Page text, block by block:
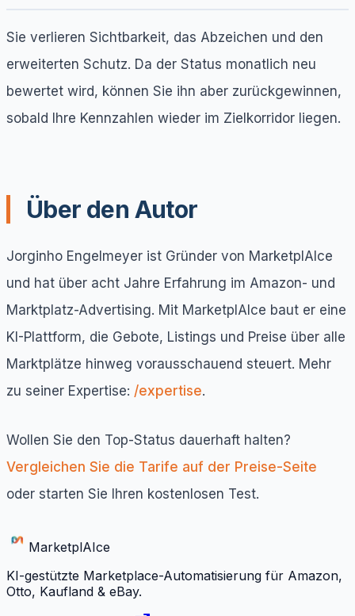
Sie verlieren Sichtbarkeit, das Abzeichen und den
erweiterten Schutz. Da der Status monatlich neu
bewertet wird, können Sie ihn aber zurückgewinnen,
sobald Ihre Kennzahlen wieder im Zielkorridor liegen.
Über den Autor
Jorginho Engelmeyer ist Gründer von MarketplAIce
und hat über acht Jahre Erfahrung im Amazon- und
Marktplatz-Advertising. Mit MarketplAIce baut er eine
KI-Plattform, die Gebote, Listings und Preise über alle
Marktplätze hinweg vorausschauend steuert. Mehr
zu seiner Expertise: /expertise.
Wollen Sie den Top-Status dauerhaft halten?
Vergleichen Sie die Tarife auf der Preise-Seite
oder starten Sie Ihren kostenlosen Test.
MarketplAIce
KI-gestützte Marketplace-Automatisierung für Amazon,
Otto, Kaufland & eBay.